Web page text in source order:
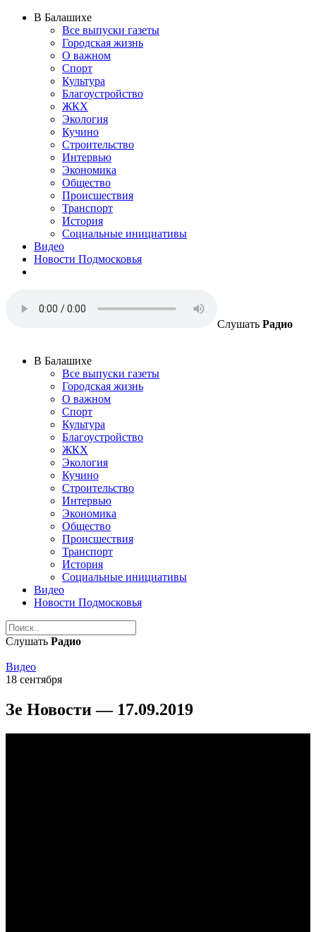
В Балашихе
Все выпуски газеты
Городская жизнь
О важном
Спорт
Культура
Благоустройство
ЖКХ
Экология
Кучино
Строительство
Интервью
Экономика
Общество
Происшествия
Транспорт
История
Социальные инициативы
Видео
Новости Подмосковья
Слушать Радио
В Балашихе
Все выпуски газеты
Городская жизнь
О важном
Спорт
Культура
Благоустройство
ЖКХ
Экология
Кучино
Строительство
Интервью
Экономика
Общество
Происшествия
Транспорт
История
Социальные инициативы
Видео
Новости Подмосковья
Слушать Радио
Видео
18 сентября
Зе Новости — 17.09.2019